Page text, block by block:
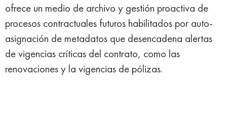
ofrece un medio de archivo y gestión proactiva de
procesos contractuales futuros habilitados por auto-
asignación de metadatos que desencadena alertas
de vigencias críticas del contrato, como las
renovaciones y la vigencias de pólizas.